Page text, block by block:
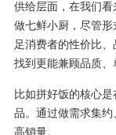
供给层面，在我们看
做七鲜小厨， 尽管形
足消费者的性价比
找到更能兼顾品质、
比如拼好饭的核心
品。通过做需求集
高销量。